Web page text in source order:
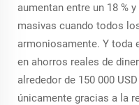
aumentan entre un 18 %
masivas cuando todos
armoniosamente. Y toda
en ahorros reales de
alrededor de 150 000
únicamente gracias a la